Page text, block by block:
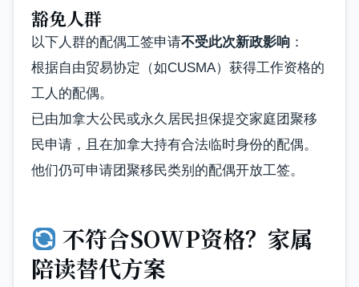
豁免人群
以下人群的配偶工签申请不受此次新政影响 ：
根据自由贸易协定（如CUSMA）获得工作资格的
工人的配偶。
已由加拿大公民或永久居民担保提交家庭团聚移
民申请，且在加拿大持有合法临时身份的配偶。
他们仍可申请团聚移民类别的配偶开放工签。
不符合SOWP资格？家属
陪读替代方案